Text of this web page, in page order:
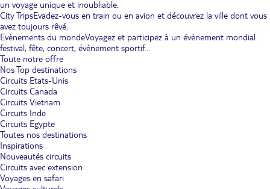
un voyage unique et inoubliable.
City TripsEvadez-vous en train ou en avion et découvrez la ville dont vous
avez toujours rêvé.
Evènements du mondeVoyagez et participez à un évènement mondial :
festival, fête, concert, évènement sportif...
Toute notre offre
Nos Top destinations
Circuits Etats-Unis
Circuits Canada
Circuits Vietnam
Circuits Inde
Circuits Egypte
Toutes nos destinations
Inspirations
Nouveautés circuits
Circuits avec extension
Voyages en safari